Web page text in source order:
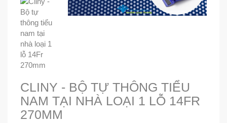
CLINY - BỘ TỰ THÔNG TIỂU
NAM TẠI NHÀ LOẠI 1 LỖ 14FR
270MM